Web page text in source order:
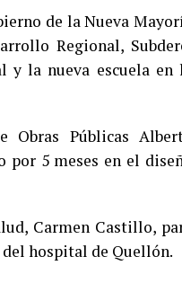
de la Nueva
Regional,
y la nueva escuela en
Obras Públicas
por 5 meses en el
Carmen Castillo,
hospital de Quellón.